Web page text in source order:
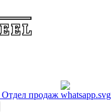
Отдел продаж